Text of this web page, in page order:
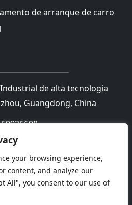
your browsing experience,
content, and analyze our
All", you consent to our use of
de arranque de carro
de alta tecnologia
Guangdong, China
de Privacidade